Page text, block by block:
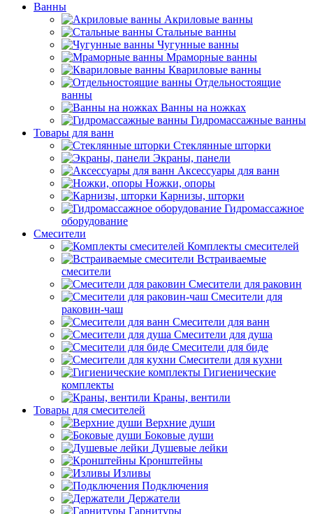
Ванны
Акриловые ванны
Стальные ванны
Чугунные ванны
Мраморные ванны
Квариловые ванны
Отдельностоящие
ванны
Ванны на ножках
Гидромассажные ванны
Товары для ванн
Стеклянные шторки
Экраны, панели
Аксессуары для ванн
Ножки, опоры
Карнизы, шторки
Гидромассажное
оборудование
Смесители
Комплекты смесителей
Встраиваемые
смесители
Смесители для раковин
Смесители для
раковин-чаш
Смесители для ванн
Смесители для душа
Смесители для биде
Смесители для кухни
Гигиенические
комплекты
Краны, вентили
Товары для смесителей
Верхние души
Боковые души
Душевые лейки
Кронштейны
Изливы
Подключения
Держатели
Гарнитуры